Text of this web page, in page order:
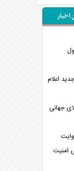
/ جدول
اعلام
جهانی
امنیت